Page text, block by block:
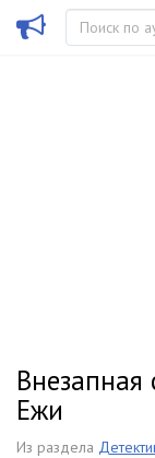
Внезапная
Ежи
Из раздела